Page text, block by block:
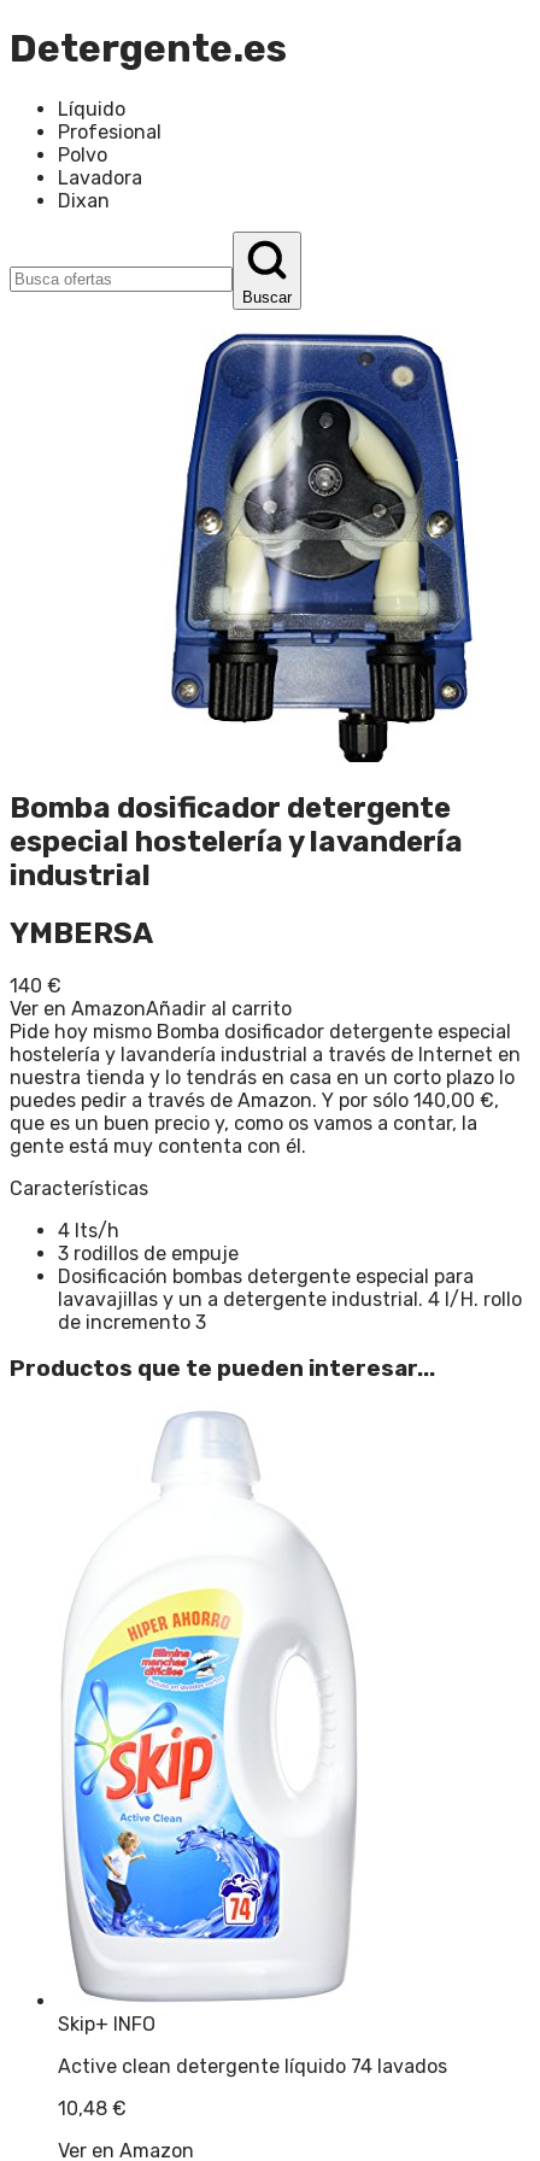
Detergente.es
Líquido
Profesional
Polvo
Lavadora
Dixan
Buscar
Bomba dosificador detergente
especial hostelería y lavandería
industrial
YMBERSA
140 €
Ver en AmazonAñadir al carrito
Pide hoy mismo Bomba dosificador detergente especial
hostelería y lavandería industrial a través de Internet en
nuestra tienda y lo tendrás en casa en un corto plazo lo
puedes pedir a través de Amazon. Y por sólo 140,00 €,
que es un buen precio y, como os vamos a contar, la
gente está muy contenta con él.
Características
4 lts/h
3 rodillos de empuje
Dosificación bombas detergente especial para
lavavajillas y un a detergente industrial. 4 l/H. rollo
de incremento 3
Productos que te pueden interesar...
Skip+ INFO
Active clean detergente líquido 74 lavados
10,48 €
Ver en Amazon